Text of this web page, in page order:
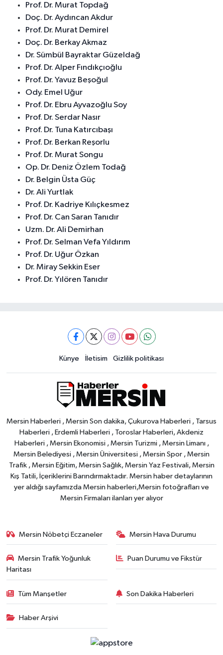
Prof. Dr. Murat Topdağ
Doç. Dr. Aydıncan Akdur
Prof. Dr. Murat Demirel
Doç. Dr. Berkay Akmaz
Dr. Sümbül Bayraktar Güzeldağ
Prof. Dr. Alper Fındıkçıoğlu
Prof. Dr. Yavuz Beşoğul
Ody. Emel Uğur
Prof. Dr. Ebru Ayvazoğlu Soy
Prof. Dr. Serdar Nasır
Prof. Dr. Tuna Katırcıbaşı
Prof. Dr. Berkan Reşorlu
Prof. Dr. Murat Songu
Op. Dr. Deniz Özlem Todağ
Dr. Belgin Üsta Güç
Dr. Ali Yurtlak
Prof. Dr. Kadriye Kılıçkesmez
Prof. Dr. Can Saran Tanıdır
Uzm. Dr. Ali Demirhan
Prof. Dr. Selman Vefa Yıldırım
Prof. Dr. Uğur Özkan
Dr. Miray Sekkin Eser
Prof. Dr. Yılören Tanıdır
Künye İletisim Gizlilik politikası
Mersin Haberleri , Mersin Son dakika, Çukurova Haberleri , Tarsus
Haberleri , Erdemli Haberleri , Toroslar Haberleri, Akdeniz
Haberleri , Mersin Ekonomisi , Mersin Turizmi , Mersin Limanı ,
Mersin Belediyesi , Mersin Üniversitesi , Mersin Spor , Mersin
Trafik , Mersin Eğitim, Mersin Sağlık, Mersin Yaz Festivali, Mersin
Kış Tatili, İçeriklerini Barındırmaktadır. Mersin haber detaylarının
yer aldığı sayfamızda Mersin haberleri,Mersin fotoğrafları ve
Mersin Firmaları ilanları yer alıyor
Mersin Nöbetçi Eczaneler Mersin Hava Durumu
Mersin Trafik Yoğunluk
Haritası
Puan Durumu ve Fikstür
Tüm Manşetler Son Dakika Haberleri
Haber Arşivi